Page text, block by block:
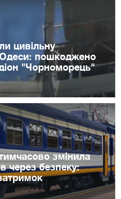
цивільну
Одеси: пошкоджено
"Чорноморець"
змінила
через безпеку: